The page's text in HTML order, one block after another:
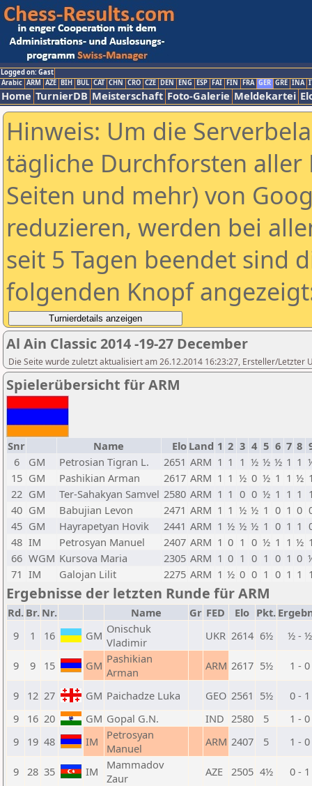
Logged on: Gast
Arabic ARM AZE BIH BUL CAT CHN CRO CZE DEN ENG ESP FAI FIN FRA GER GRE INA
Home TurnierDB Meisterschaft Foto-Galerie Meldekartei
Hinweis: Um die
tägliche Durchforsten aller
Seiten und mehr) von
reduzieren, werden bei
seit 5 Tagen beendet sind
folgenden Knopf
Al Ain Classic 2014 -19-27 December
Die Seite wurde zuletzt aktualisiert am 26.12.2014 16:23:27, Ersteller/Letzter
Spielerübersicht für ARM
Snr Name Elo Land 1 2 3 4 5 6 7 8
6
GM Petrosian Tigran L. 2651 ARM 1 1 1 ½ ½ ½ 1 1
15 GM Pashikian Arman 2617 ARM 1 1 ½ 0 ½ 1 1 ½
22 GM Ter-Sahakyan Samvel 2580 ARM 1 1 0 0 ½ 1 1 1
40 GM Babujian Levon 2471 ARM 1 1 ½ ½ 1 0 1 0
45 GM Hayrapetyan Hovik 2441 ARM 1 ½ ½ ½ 1 0 1 1
48 IM Petrosyan Manuel 2407 ARM 1 0 1 0 ½ 1 1 ½
66 WGM Kursova Maria 2305 ARM 1 0 1 0 1 0 1 0
71 IM Galojan Lilit 2275 ARM 1 ½ 0 0 1 0 1 1
Ergebnisse der letzten Runde für ARM
Rd. Br. Nr. Name Gr FED Elo Pkt.
9
1 16 GM Onischuk
Vladimir
UKR 2614 6½ ½ - ½
9 9 15 GM Pashikian
Arman
ARM 2617 5½ 1 - 0
9 12 27 GM Paichadze Luka GEO 2561 5½
0 - 1
9
16 20 GM Gopal G.N. IND 2580 5
1 - 0
9
19 48 IM
Petrosyan
Manuel
ARM 2407 5 1 - 0
9 28 35 IM
Mammadov
Zaur
AZE 2505 4½ 0 - 1